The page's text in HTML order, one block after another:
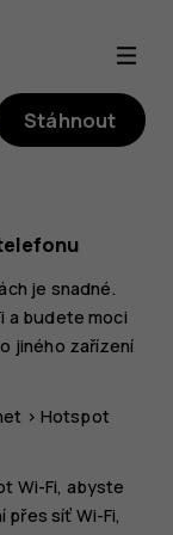
Stáhnout
je snadné.
a budete moci
jiného zařízení
> Hotspot
Wi-Fi, abyste
přes síť Wi-Fi,